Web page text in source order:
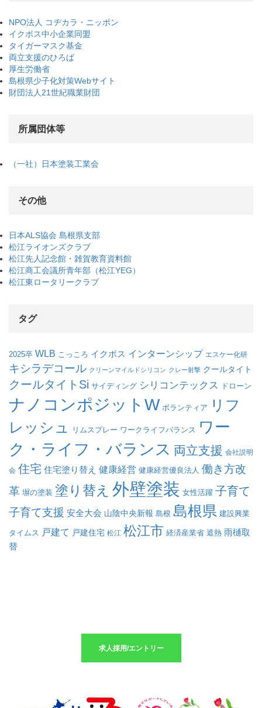
NPO法人 コヂカラ・ニッポン
イクボス中小企業同盟
タイガーマスク基金
両立支援のひろば
厚生労働省
島根県少子化対策Webサイト
財団法人21世紀職業財団
所属団体等
（一社）日本塗装工業会
その他
日本ALS協会 島根県支部
松江ライオンズクラブ
松江先人記念館・雑賀教育資料館
松江商工会議所青年部（松江YEG）
松江東ロータリークラブ
タグ
2025卒 WLB こっころ イクボス インターンシップ エスケー化研
キシラデコール クリーンマイルドシリコン クレー射撃 クールタイト
クールタイトSi サイディング シリコンテックス ドローン
ナノコンポジットW ボランティア
リフ
レッシュ
リムスプレー ワークライフバランス
ワー
ク・ライフ・バランス 両立支援 会社説明
会 住宅 住宅塗り替え 健康経営 健康経営優良法人 働き方改
革 塀の塗装 塗り替え 外壁塗装 女性活躍 子育て
子育て支援 安全大会 山陰中央新報 島根 島根県 建設興業
タイムス 戸建て 戸建住宅 松江 松江市 経済産業省 遮熱 雨樋取
替
求人採用/エントリー